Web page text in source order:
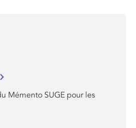
Mémento SUGE pour les